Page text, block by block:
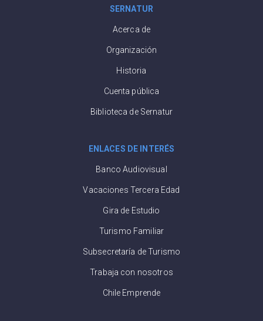
SERNATUR
Acerca de
Organización
Historia
Cuenta pública
Biblioteca de Sernatur
ENLACES DE INTERÉS
Banco Audiovisual
Vacaciones Tercera Edad
Gira de Estudio
Turismo Familiar
Subsecretaría de Turismo
Trabaja con nosotros
Chile Emprende